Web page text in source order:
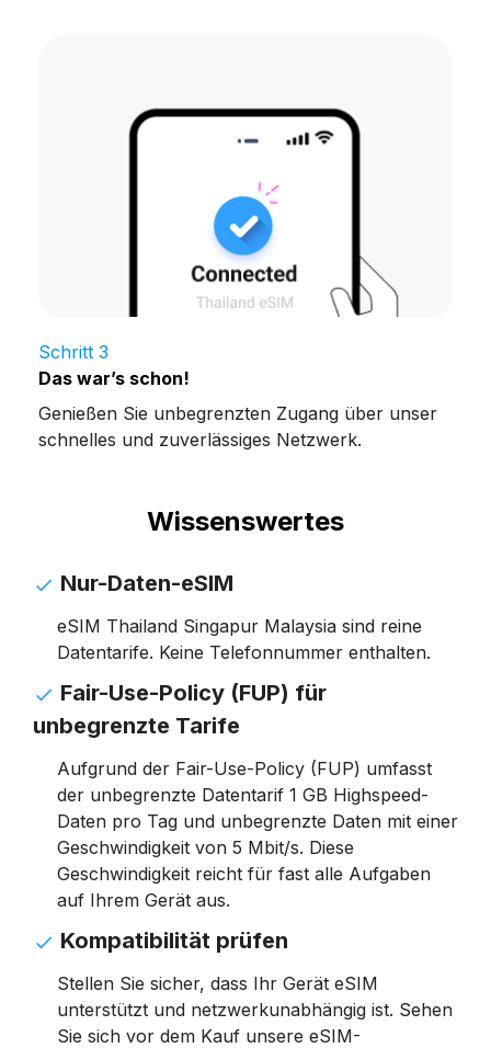
Schritt 3
Das war’s schon!
Genießen Sie unbegrenzten Zugang über unser
schnelles und zuverlässiges Netzwerk.
Wissenswertes
Nur-Daten-eSIM
eSIM Thailand Singapur Malaysia sind reine
Datentarife. Keine Telefonnummer enthalten.
Fair-Use-Policy (FUP) für
unbegrenzte Tarife
Aufgrund der Fair-Use-Policy (FUP) umfasst
der unbegrenzte Datentarif 1 GB Highspeed-
Daten pro Tag und unbegrenzte Daten mit einer
Geschwindigkeit von 5 Mbit/s. Diese
Geschwindigkeit reicht für fast alle Aufgaben
auf Ihrem Gerät aus.
Kompatibilität prüfen
Stellen Sie sicher, dass Ihr Gerät eSIM
unterstützt und netzwerkunabhängig ist. Sehen
Sie sich vor dem Kauf unsere eSIM-